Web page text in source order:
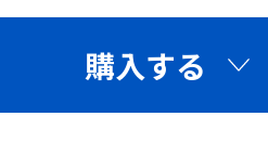
購入する